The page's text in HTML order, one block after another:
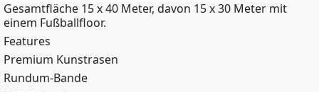
Gesamtfläche 15 x 40 Meter, davon 15 x 30 Meter mit
einem Fußballfloor.
Features
Premium Kunstrasen
Rundum-Bande